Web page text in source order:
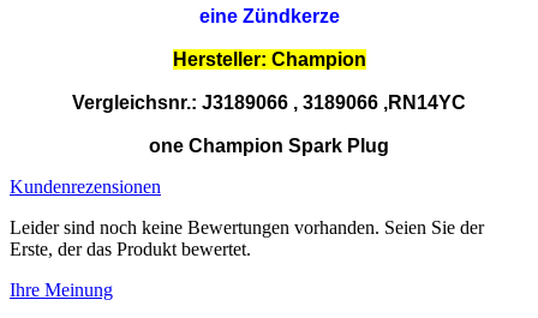
eine Zündkerze
Hersteller: Champion
Vergleichsnr.: J3189066 , 3189066 ,RN14YC
one Champion Spark Plug
Kundenrezensionen
Leider sind noch keine Bewertungen vorhanden. Seien Sie der
Erste, der das Produkt bewertet.
Ihre Meinung